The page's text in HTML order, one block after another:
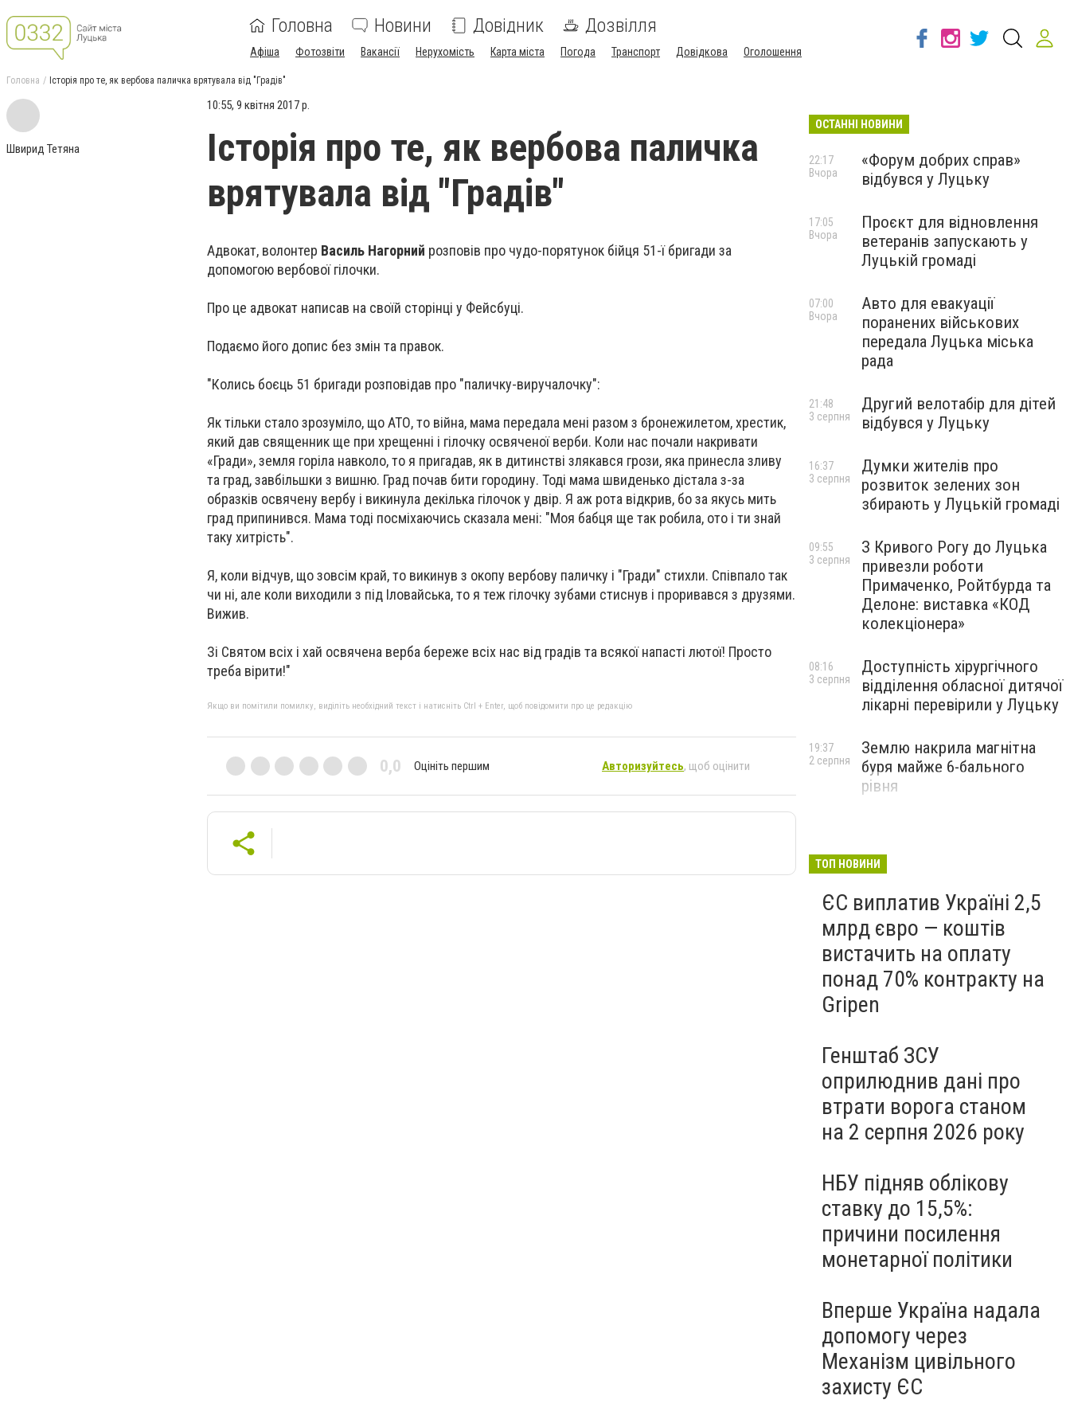
Головна Новини Довідник Дозвілля
Афіша Фотозвіти Вакансії Нерухомість Карта міста Погода Транспорт Довідкова Оголошення
Головна Історія про те, як вербова паличка врятувала від "Градів"
Швирид Тетяна
10:55, 9 квітня 2017 р.
Історія про те, як вербова паличка
врятувала від "Градів"
Адвокат, волонтер Василь Нагорний розповів про чудо-порятунок бійця 51-ї бригади за
допомогою вербової гілочки.
Про це адвокат написав на своїй сторінці у Фейсбуці.
Подаємо його допис без змін та правок.
"Колись боєць 51 бригади розповідав про "паличку-виручалочку":
Як тільки стало зрозуміло, що АТО, то війна, мама передала мені разом з бронежилетом, хрестик,
який дав священник ще при хрещенні і гілочку освяченої верби. Коли нас почали накривати
«Гради», земля горіла навколо, то я пригадав, як в дитинстві злякався грози, яка принесла зливу
та град, завбільшки з вишню. Град почав бити городину. Тоді мама швиденько дістала з-за
образків освячену вербу і викинула декілька гілочок у двір. Я аж рота відкрив, бо за якусь мить
град припинився. Мама тоді посміхаючись сказала мені: "Моя бабця ще так робила, ото і ти знай
таку хитрість".
Я, коли відчув, що зовсім край, то викинув з окопу вербову паличку і "Гради" стихли. Співпало так
чи ні, але коли виходили з під Іловайська, то я теж гілочку зубами стиснув і проривався з друзями.
Вижив.
Зі Святом всіх і хай освячена верба береже всіх нас від градів та всякої напасті лютої! Просто
треба вірити!"
Якщо ви помітили помилку, виділіть необхідний текст і натисніть Ctrl + Enter, щоб повідомити про це редакцію
0,0 Оцініть першим Авторизуйтесь, щоб оцінити
ОСТАННІ НОВИНИ
«Форум добрих справ»
відбувся у Луцьку
22:17
Вчора
Проєкт для відновлення
ветеранів запускають у
Луцькій громаді
17:05
Вчора
Авто для евакуації
поранених військових
передала Луцька міська
рада
07:00
Вчора
Другий велотабір для дітей
відбувся у Луцьку
21:48
3 серпня
Думки жителів про
розвиток зелених зон
збирають у Луцькій громаді
16:37
3 серпня
З Кривого Рогу до Луцька
привезли роботи
Примаченко, Ройтбурда та
Делоне: виставка «КОД
колекціонера»
09:55
3 серпня
Доступність хірургічного
відділення обласної дитячої
лікарні перевірили у Луцьку
08:16
3 серпня
Землю накрила магнітна
буря майже 6-бального
рівня
19:37
2 серпня
ТОП НОВИНИ
ЄС виплатив Україні 2,5
млрд євро — коштів
вистачить на оплату
понад 70% контракту на
Gripen
Генштаб ЗСУ
оприлюднив дані про
втрати ворога станом
на 2 серпня 2026 року
НБУ підняв облікову
ставку до 15,5%:
причини посилення
монетарної політики
Вперше Україна надала
допомогу через
Механізм цивільного
захисту ЄС